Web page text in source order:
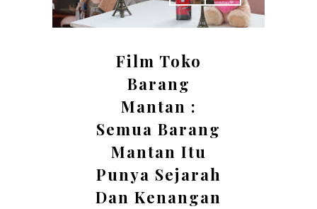
Film Toko
Barang
Mantan :
Semua Barang
Mantan Itu
Punya Sejarah
Dan Kenangan